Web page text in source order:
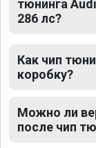
тюнинга
286 лс?
Как чип
коробку?
Можно ли
после чип